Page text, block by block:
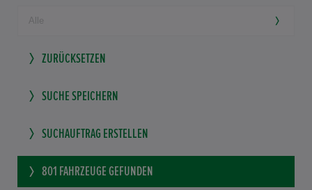
ZURÜCKSETZEN
SUCHE SPEICHERN
SUCHAUFTRAG ERSTELLEN
801 FAHRZEUGE GEFUNDEN